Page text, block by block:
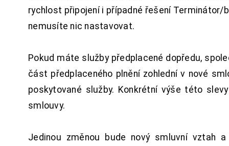
rychlost připojení i případné řešení Terminátor/
nemusíte nic nastavovat.
Pokud máte služby předplacené dopředu,
část předplaceného plnění zohlední v nové
poskytované služby. Konkrétní výše této
smlouvy.
Jedinou změnou bude nový smluvní vztah